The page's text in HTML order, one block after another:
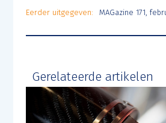
Eerder uitgegeven:
MAGazine 171,
Gerelateerde artikelen